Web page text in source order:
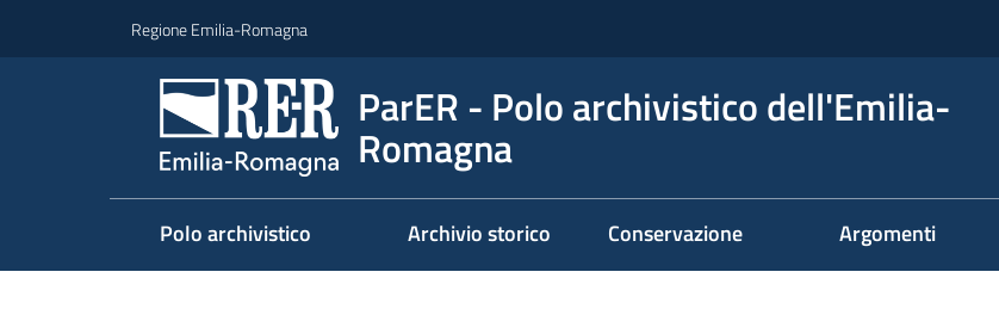
Regione Emilia-Romagna
ParER - Polo archivistico dell'Emilia-
Romagna
Polo archivistico Archivio storico Conservazione Argomenti